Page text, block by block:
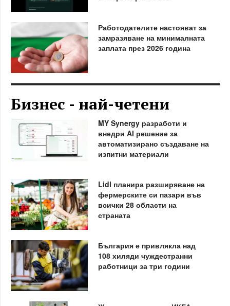
Работодателите настояват за
замразяване на минималната
заплата през 2026 година
Бизнес - най-четени
MY Synergy разработи и
внедри AI решение за
автоматизирано създаване на
изпитни материали
Lidl планира разширяване на
фермерските си пазари във
всички 28 области на
страната
България е привлякла над
108 хиляди чуждестранни
работници за три години